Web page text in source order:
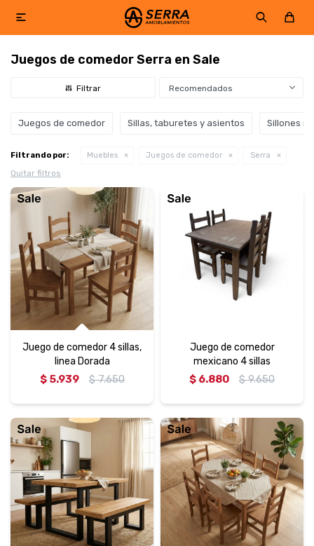

Juegos de comedor Serra en Sale
Recomendados
Juegos de comedor Sillas, taburetes y asientos Sillones
Filtrando por: Muebles Juegos de comedor Serra
Quitar filtros
Juego de comedor 4 sillas,
linea Dorada
$ 5.939 $ 7.650
Juego de comedor
mexicano 4 sillas
$ 6.880 $ 9.650